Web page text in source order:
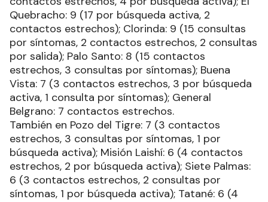
Quebracho: 9 (17 por búsqueda activa, 2
contactos estrechos); Clorinda: 9 (15 consultas
por síntomas, 2 contactos estrechos, 2 consultas
por salida); Palo Santo: 8 (15 contactos
estrechos, 3 consultas por síntomas); Buena
Vista: 7 (3 contactos estrechos, 3 por búsqueda
activa, 1 consulta por síntomas); General
Belgrano: 7 contactos estrechos.
También en Pozo del Tigre: 7 (3 contactos
estrechos, 3 consultas por síntomas, 1 por
búsqueda activa); Misión Laishí: 6 (4 contactos
estrechos, 2 por búsqueda activa); Siete Palmas:
6 (3 contactos estrechos, 2 consultas por
síntomas, 1 por búsqueda activa); Tatané: 6 (4